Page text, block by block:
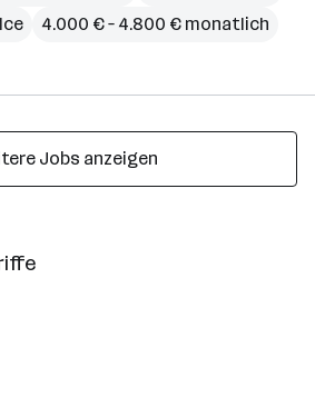
4.000 € – 4.800 € monatlich
Jobs anzeigen